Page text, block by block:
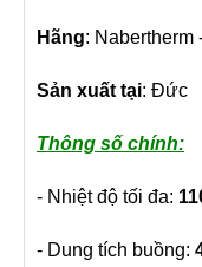
Hãng: Nabertherm
Sản xuất tại: Đức
Thông số chính:
- Nhiệt độ tối đa:
- Dung tích buồng: